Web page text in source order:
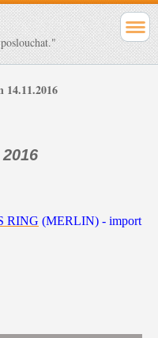
14.11.2016
RING (MERLIN) - import